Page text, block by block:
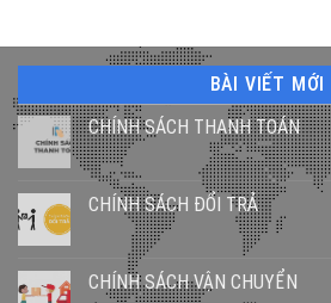
BÀI VIẾT MỚI
CHÍNH SÁCH THANH TOÁN
CHÍNH SÁCH ĐỔI TRẢ
CHÍNH SÁCH VẬN CHUYỂN